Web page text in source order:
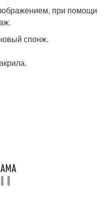
при помощи
спонж.